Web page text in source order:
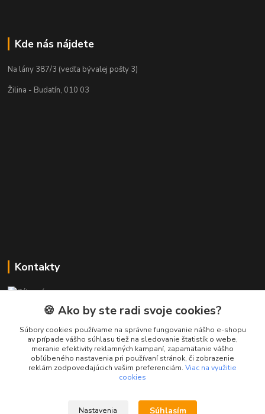
Kde nás nájdete
Na lány 387/3 (vedľa bývalej pošty 3)
Žilina - Budatín, 010 03
Kontakty
+421 911 010 560
Po-Pia, 13-17 hod.
info@presmartfon.sk
🍪 Ako by ste radi svoje cookies?
Súbory cookies používame na správne fungovanie nášho e-shopu
av prípade vášho súhlasu tiež na sledovanie štatistík o webe,
meranie efektivity reklamných kampaní, zapamätanie vášho
obľúbeného nastavenia pri používaní stránok, či zobrazenie
reklám zodpovedajúcich vašim preferenciám. Viac na využitie
cookies
Nastavenia Súhlasím